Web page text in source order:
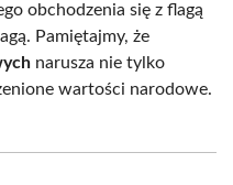
obchodzenia się z flagą
Pamiętajmy, że
narusza nie tylko
wartości narodowe.